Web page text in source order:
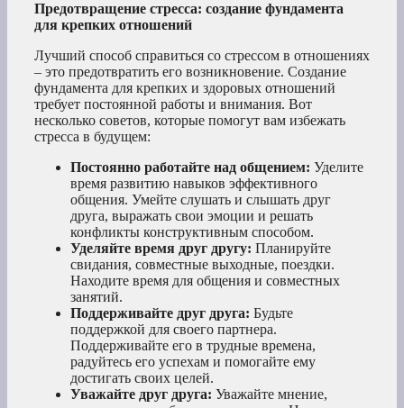
Предотвращение стресса: создание фундамента
для крепких отношений
Лучший способ справиться со стрессом в отношениях
– это предотвратить его возникновение. Создание
фундамента для крепких и здоровых отношений
требует постоянной работы и внимания. Вот
несколько советов, которые помогут вам избежать
стресса в будущем:
Постоянно работайте над общением: Уделите
время развитию навыков эффективного
общения. Умейте слушать и слышать друг
друга, выражать свои эмоции и решать
конфликты конструктивным способом.
Уделяйте время друг другу: Планируйте
свидания, совместные выходные, поездки.
Находите время для общения и совместных
занятий.
Поддерживайте друг друга: Будьте
поддержкой для своего партнера.
Поддерживайте его в трудные времена,
радуйтесь его успехам и помогайте ему
достигать своих целей.
Уважайте друг друга: Уважайте мнение,